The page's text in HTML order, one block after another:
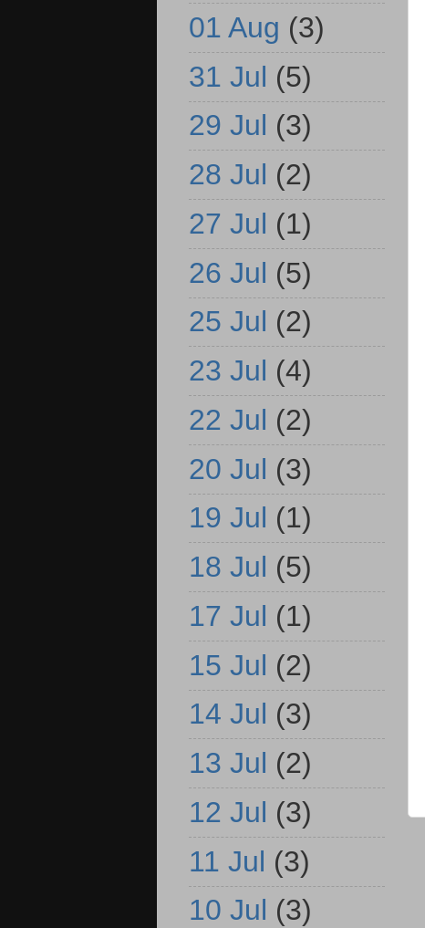
01 Aug (3)
31 Jul (5)
29 Jul (3)
28 Jul (2)
27 Jul (1)
26 Jul (5)
25 Jul (2)
23 Jul (4)
22 Jul (2)
20 Jul (3)
19 Jul (1)
18 Jul (5)
17 Jul (1)
15 Jul (2)
14 Jul (3)
13 Jul (2)
12 Jul (3)
11 Jul (3)
10 Jul (3)